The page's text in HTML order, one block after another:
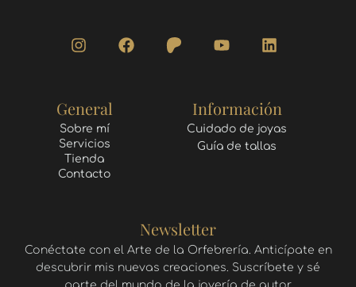
I
n
g
r
a
m
F
a
Y
o
b
e
L
i
e
d
i
n
General
Sobre mí
Servicios
Tienda
Contacto
Información
Cuidado de joyas
Guía de tallas
Newsletter
Conéctate con el Arte de la Orfebrería. Anticípate en
descubrir mis nuevas creaciones. Suscríbete y sé